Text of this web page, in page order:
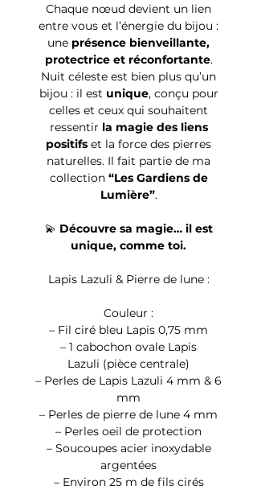
Chaque nœud devient un lien
entre vous et l’énergie du bijou :
une présence bienveillante,
protectrice et réconfortante.
Nuit céleste est bien plus qu’un
bijou : il est unique, conçu pour
celles et ceux qui souhaitent
ressentir la magie des liens
positifs et la force des pierres
naturelles. Il fait partie de ma
collection “Les Gardiens de
Lumière”.
💫 Découvre sa magie… il est
unique, comme toi.
Lapis Lazuli & Pierre de lune :
Couleur :
– Fil ciré bleu Lapis 0,75 mm
– 1 cabochon ovale Lapis
Lazuli (pièce centrale)
– Perles de Lapis Lazuli 4 mm & 6
mm
– Perles de pierre de lune 4 mm
– Perles oeil de protection
– Soucoupes acier inoxydable
argentées
– Environ 25 m de fils cirés